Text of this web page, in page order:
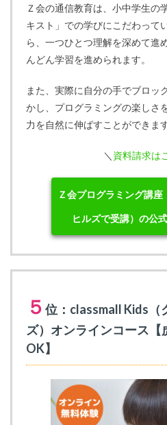
Ｚ会の通信教育は、小中学生の
キスト」での学びにこだわって
ら、一つひとつ理解を深めて進
んどん学習を進められます。
また、実際に自分の手でブロッ
かし、プログラミングの楽しさ
力を自然に伸ばすことができます
＼ 資料請求は
Ｚ会プログラミング講
ヒルズで受講）の公
５ 位：classmall Kids（
ズ）オンラインコース
OK】